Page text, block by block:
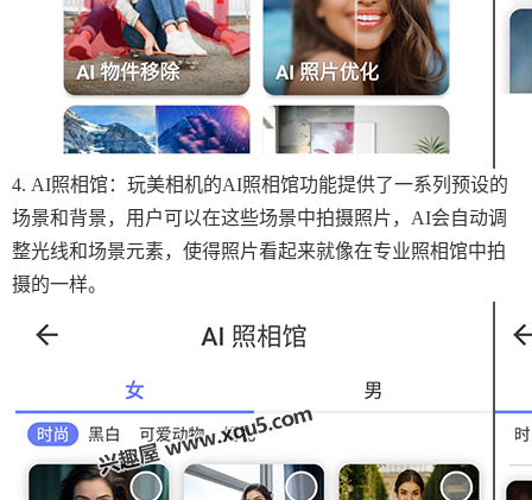
4. AI照相馆：玩美相机的AI照相馆功能提供了一系列预设的
场景和背景，用户可以在这些场景中拍摄照片，AI会自动调
整光线和场景元素，使得照片看起来就像在专业照相馆中拍
摄的一样。